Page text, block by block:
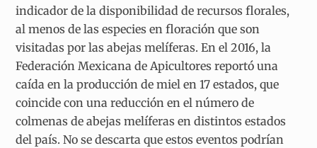
indicador de la disponibilidad de recursos florales,
al menos de las especies en floración que son
visitadas por las abejas melíferas. En el 2016, la
Federación Mexicana de Apicultores reportó una
caída en la producción de miel en 17 estados, que
coincide con una reducción en el número de
colmenas de abejas melíferas en distintos estados
del país. No se descarta que estos eventos podrían